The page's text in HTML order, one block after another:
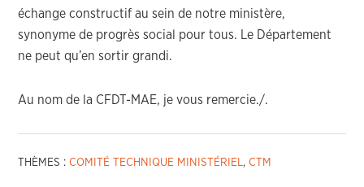
échange constructif au sein de notre ministère,
synonyme de progrès social pour tous. Le Département
ne peut qu’en sortir grandi.
Au nom de la CFDT-MAE, je vous remercie./.
THÈMES :COMITÉ TECHNIQUE MINISTÉRIEL,CTM